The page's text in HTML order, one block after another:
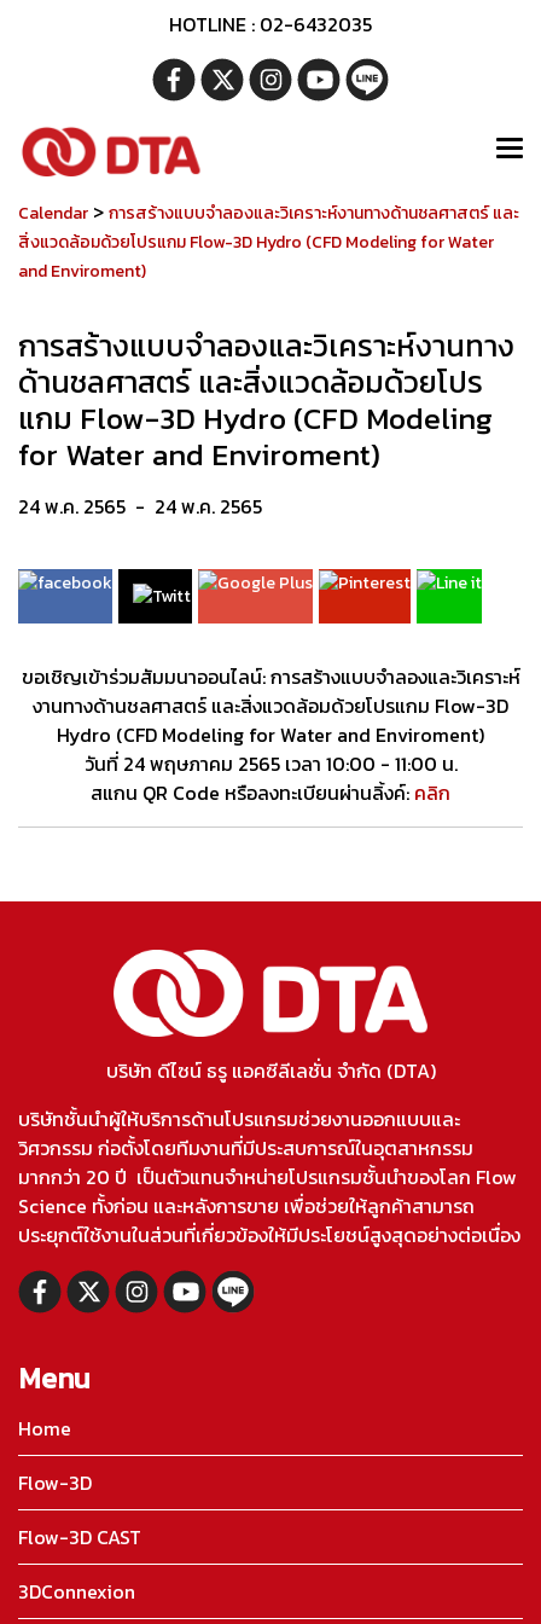
HOTLINE : 02-6432035
Calendar >การสร้างแบบจำลองและวิเคราะห์งานทางด้านชลศาสตร์ และ
สิ่งแวดล้อมด้วยโปรแกม Flow-3D Hydro (CFD Modeling for Water
and Enviroment)
การสร้างแบบจำลองและวิเคราะห์งานทาง
ด้านชลศาสตร์ และสิ่งแวดล้อมด้วยโปร
แกม Flow-3D Hydro (CFD Modeling
for Water and Enviroment)
24 พ.ค. 2565 - 24 พ.ค. 2565
ขอเชิญเข้าร่วมสัมมนาออนไลน์: การสร้างแบบจำลองและวิเคราะห์
งานทางด้านชลศาสตร์ และสิ่งแวดล้อมด้วยโปรแกม Flow-3D
Hydro (CFD Modeling for Water and Enviroment)
วันที่ 24 พฤษภาคม 2565 เวลา 10:00 - 11:00 น.
สแกน QR Code หรือลงทะเบียนผ่านลิ้งค์: คลิก
บริษัท ดีไซน์ ธรู แอคซีลีเลชั่น จำกัด (DTA)
บริษัทชั้นนำผู้ให้บริการด้านโปรแกรมช่วยงานออกแบบและ
วิศวกรรม ก่อตั้งโดยทีมงานที่มีประสบการณ์ในอุตสาหกรรม
มากกว่า 20 ปี เป็นตัวแทนจำหน่ายโปรแกรมชั้นนำของโลก Flow
Science ทั้งก่อน และหลังการขาย เพื่อช่วยให้ลูกค้าสามารถ
ประยุกต์ใช้งานในส่วนที่เกี่ยวข้องให้มีประโยชน์สูงสุดอย่างต่อเนื่อง
Menu
Home
Flow-3D
Flow-3D CAST
3DConnexion